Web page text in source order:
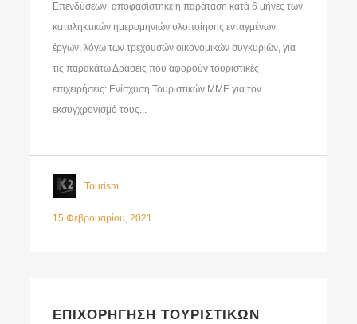
Επενδύσεων, αποφασίστηκε η παράταση κατά 6 μήνες των
καταληκτικών ημερομηνιών υλοποίησης ενταγμένων
έργων, λόγω των τρεχουσών οικονομικών συγκυριών, για
τις παρακάτω Δράσεις που αφορούν τουριστικές
επιχειρήσεις: Ενίσχυση Τουριστικών ΜΜΕ για τον
εκσυγχρονισμό τους...
Tourism
15 Φεβρουαρίου, 2021
ΕΠΙΧΟΡΗΓΗΣΗ ΤΟΥΡΙΣΤΙΚΩΝ